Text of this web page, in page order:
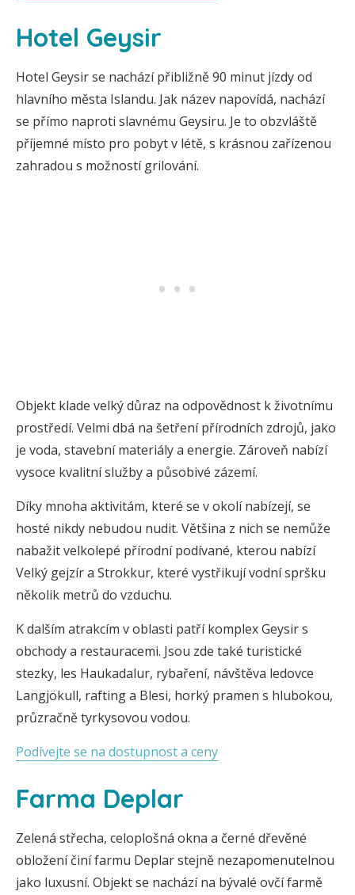
Hotel Geysir
Hotel Geysir se nachází přibližně 90 minut jízdy od
hlavního města Islandu. Jak název napovídá, nachází
se přímo naproti slavnému Geysiru. Je to obzvláště
příjemné místo pro pobyt v létě, s krásnou zařízenou
zahradou s možností grilování.
Objekt klade velký důraz na odpovědnost k životnímu
prostředí. Velmi dbá na šetření přírodních zdrojů, jako
je voda, stavební materiály a energie. Zároveň nabízí
vysoce kvalitní služby a působivé zázemí.
Díky mnoha aktivitám, které se v okolí nabízejí, se
hosté nikdy nebudou nudit. Většina z nich se nemůže
nabažit velkolepé přírodní podívané, kterou nabízí
Velký gejzír a Strokkur, které vystřikují vodní spršku
několik metrů do vzduchu.
K dalším atrakcím v oblasti patří komplex Geysir s
obchody a restauracemi. Jsou zde také turistické
stezky, les Haukadalur, rybaření, návštěva ledovce
Langjökull, rafting a Blesi, horký pramen s hlubokou,
průzračně tyrkysovou vodou.
Podívejte se na dostupnost a ceny
Farma Deplar
Zelená střecha, celoplošná okna a černé dřevěné
obložení činí farmu Deplar stejně nezapomenutelnou
jako luxusní. Objekt se nachází na bývalé ovčí farmě